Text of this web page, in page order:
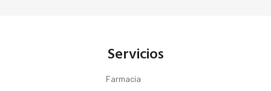
Servicios
Farmacia